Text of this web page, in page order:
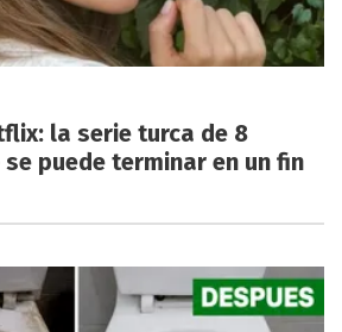
la serie turca de 8
puede terminar en un fin